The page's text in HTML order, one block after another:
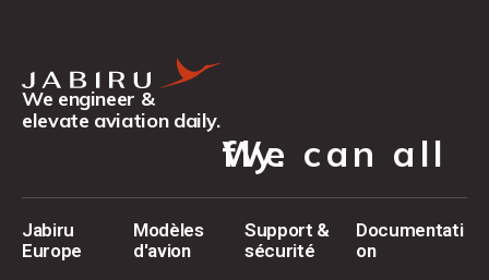
We engineer &
elevate aviation daily.
We can all fly.
Jabiru
Europe
Modèles
d'avion
Support &
sécurité
Documentati
on